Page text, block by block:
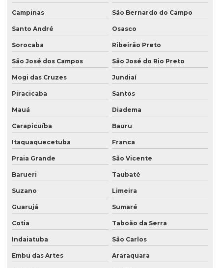
Lacres termoencolhivel de pvc
Mão de obra de saco valvulado
Plástico gofrado
Plástico gofrado para borracha
Plástico gofrado para embalar perfil de alumínio
Plástico gofrado para perfil de alumínio
Rotulo bopp
Rotulo manga
Saco para argamassa
Saco com degasagem
Saco kraft zip lock
Saco laminado com bico
Saco laminado para café
Saco para pipoca
Campinas São Bernardo do Campo
Santo André Osasco
Sorocaba Ribeirão Preto
São José dos Campos São José do Rio Preto
Mogi das Cruzes Jundiaí
Piracicaba Santos
Mauá Diadema
Carapicuíba Bauru
Itaquaquecetuba Franca
Praia Grande São Vicente
Barueri Taubaté
Suzano Limeira
Guarujá Sumaré
Cotia Taboão da Serra
Indaiatuba São Carlos
Embu das Artes Araraquara